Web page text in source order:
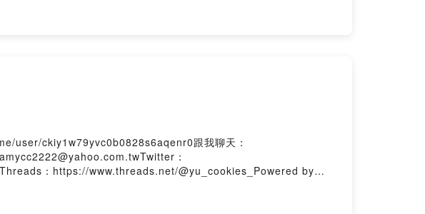
user/ckiy1w79yvc0b0828s6aqenr0跟我聊天：
：
：https://www.threads.net/@yu_cookies_Powered by